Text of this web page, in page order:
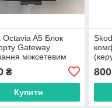
Octavia A5 Блок
Gateway
міжсетевим
₴
Купити
800